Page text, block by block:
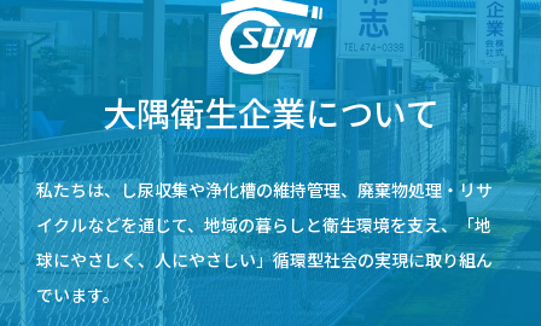
大隅衛生企業について
私たちは、し尿収集や浄化槽の維持管理、廃棄物処理・リサ
イクルなどを通じて、地域の暮らしと衛生環境を支え、「地
球にやさしく、人にやさしい」循環型社会の実現に取り組ん
でいます。